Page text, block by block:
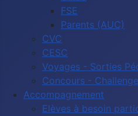
FSE
Parents (AUC)
CVC
CESC
Voyages - Sorties
Concours -
Accompagnement
Elèves à besoin